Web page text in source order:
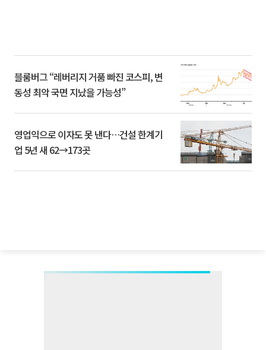
블룸버그 “레버리지 거품 빠진 코스피, 변
동성 최악 국면 지났을 가능성”
영업익으로 이자도 못 낸다…건설 한계기
업 5년 새 62→173곳